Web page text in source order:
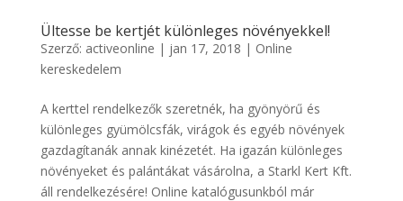
Ültesse be kertjét különleges növényekkel!
Szerző: activeonline | jan 17, 2018 | Online
kereskedelem
A kerttel rendelkezők szeretnék, ha gyönyörű és
különleges gyümölcsfák, virágok és egyéb növények
gazdagítanák annak kinézetét. Ha igazán különleges
növényeket és palántákat vásárolna, a Starkl Kert Kft.
áll rendelkezésére! Online katalógusunkból már